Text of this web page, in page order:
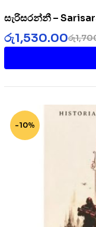
සැරිසරන්නී –
රු
රු1,530.00
-10%